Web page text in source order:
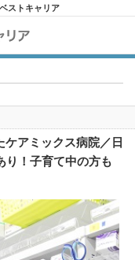
ストキャリア
ケアミックス病院／日
り！子育て中の方も